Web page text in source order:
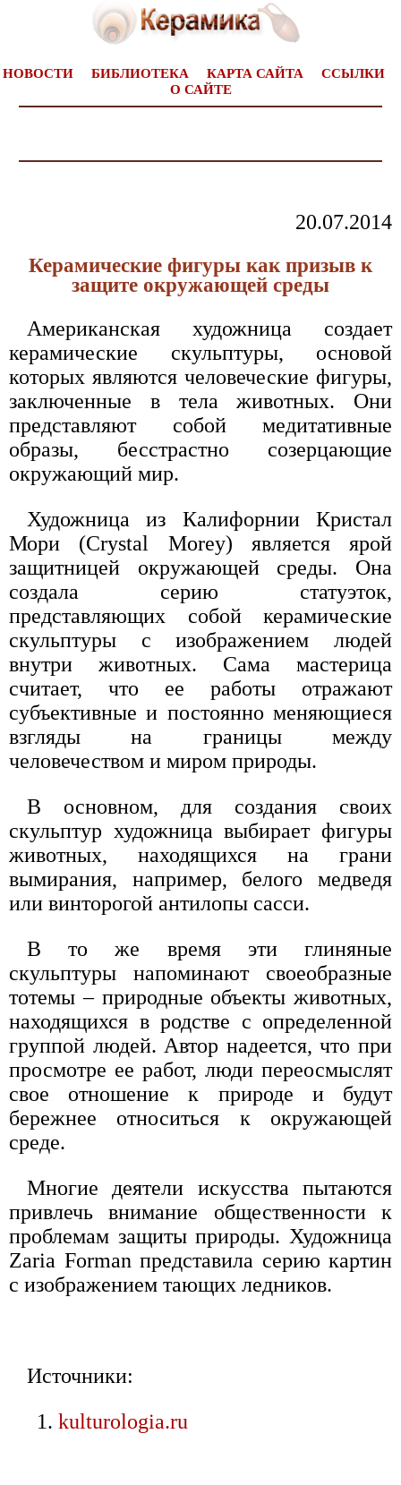
НОВОСТИ БИБЛИОТЕКА КАРТА САЙТА
ССЫЛКИ
О САЙТЕ
20.07.2014
Керамические фигуры как призыв к
защите окружающей среды
Американская художница создает
керамические скульптуры, основой
которых являются человеческие фигуры,
заключенные в тела животных. Они
представляют собой медитативные
образы, бесстрастно созерцающие
окружающий мир.
Художница из Калифорнии Кристал
Мори (Crystal Morey) является ярой
защитницей окружающей среды. Она
создала серию статуэток,
представляющих собой керамические
скульптуры с изображением людей
внутри животных. Сама мастерица
считает, что ее работы отражают
субъективные и постоянно меняющиеся
взгляды на границы между
человечеством и миром природы.
В основном, для создания своих
скульптур художница выбирает фигуры
животных, находящихся на грани
вымирания, например, белого медведя
или винторогой антилопы сасси.
В то же время эти глиняные
скульптуры напоминают своеобразные
тотемы – природные объекты животных,
находящихся в родстве с определенной
группой людей. Автор надеется, что при
просмотре ее работ, люди переосмыслят
свое отношение к природе и будут
бережнее относиться к окружающей
среде.
Многие деятели искусства пытаются
привлечь внимание общественности к
проблемам защиты природы. Художница
Zaria Forman представила серию картин
с изображением тающих ледников.
Источники:
kulturologia.ru